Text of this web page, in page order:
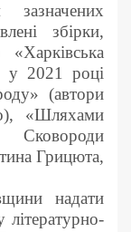
зазначених
збірки,
у 2021 році
(автори
«Шляхами
Грицюта,
надати